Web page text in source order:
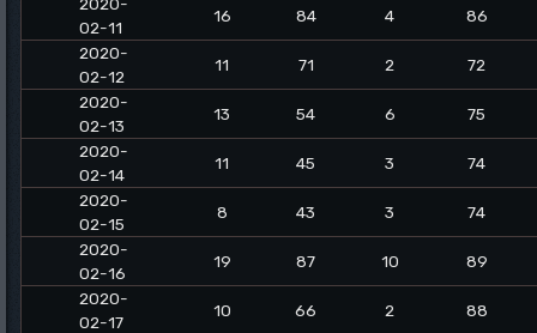
02-11
16 84 4
86
2020-
02-12
11 71 2
72
2020-
02-13
13 54 6
75
2020-
02-14
11 45 3
74
2020-
02-15
8 43 3
74
2020-
02-16
19 87 10
89
2020-
02-17
10 66 2
88